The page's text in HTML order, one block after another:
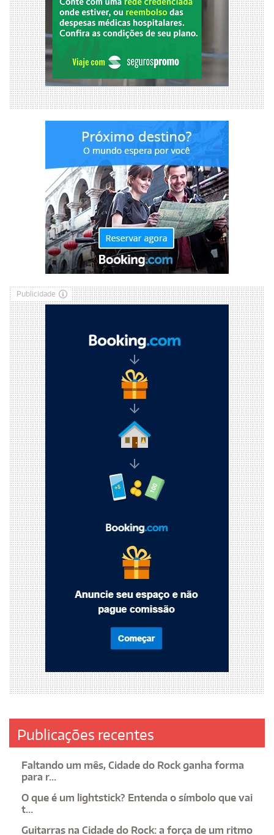
Publicidade
Publicações recentes
Faltando um mês, Cidade do Rock ganha forma
para r...
O que é um lightstick? Entenda o símbolo que vai
t...
Guitarras na Cidade do Rock: a força de um ritmo